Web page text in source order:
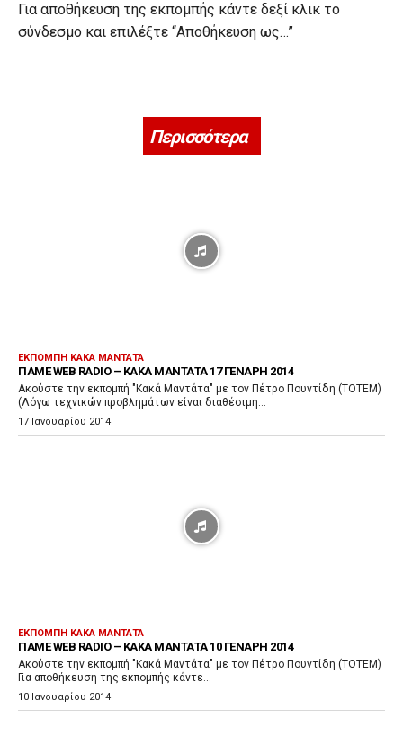
Για αποθήκευση της εκπομπής κάντε δεξί κλικ το
σύνδεσμο και επιλέξτε “Αποθήκευση ως…”
Περισσότερα
ΕΚΠΟΜΠΉ ΚΑΚΆ ΜΑΝΤΆΤΑ
ΠΑΜΕ WEB RADIO – ΚΑΚΆ ΜΑΝΤΆΤΑ 17 ΓΕΝΆΡΗ 2014
Ακούστε την εκπομπή "Κακά Μαντάτα" με τον Πέτρο Πουντίδη (ΤΟΤΕΜ)
(Λόγω τεχνικών προβλημάτων είναι διαθέσιμη...
17 Ιανουαρίου 2014
ΕΚΠΟΜΠΉ ΚΑΚΆ ΜΑΝΤΆΤΑ
ΠΑΜΕ WEB RADIO – ΚΑΚΆ ΜΑΝΤΆΤΑ 10 ΓΕΝΆΡΗ 2014
Ακούστε την εκπομπή "Κακά Μαντάτα" με τον Πέτρο Πουντίδη (ΤΟΤΕΜ)
Για αποθήκευση της εκπομπής κάντε...
10 Ιανουαρίου 2014